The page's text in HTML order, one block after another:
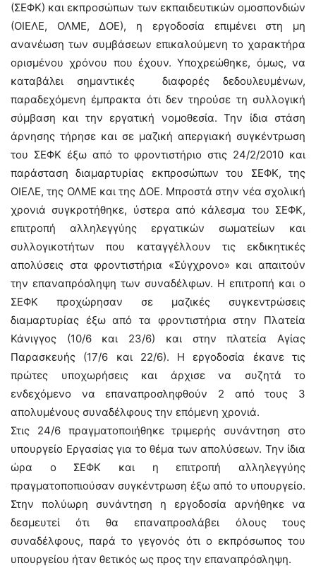
(ΣΕΦΚ) και εκπροσώπων των εκπαιδευτικών ομοσπονδιών
(ΟΙΕΛΕ, ΟΛΜΕ, ΔΟΕ), η εργοδοσία επιμένει στη μη
ανανέωση των συμβάσεων επικαλούμενη το χαρακτήρα
ορισμένου χρόνου που έχουν. Υποχρεώθηκε, όμως, να
καταβάλει σημαντικές διαφορές δεδουλευμένων,
παραδεχόμενη έμπρακτα ότι δεν τηρούσε τη συλλογική
σύμβαση και την εργατική νομοθεσία. Την ίδια στάση
άρνησης τήρησε και σε μαζική απεργιακή συγκέντρωση
του ΣΕΦΚ έξω από το φροντιστήριο στις 24/2/2010 και
παράσταση διαμαρτυρίας εκπροσώπων του ΣΕΦΚ, της
ΟΙΕΛΕ, της ΟΛΜΕ και της ΔΟΕ. Μπροστά στην νέα σχολική
χρονιά συγκροτήθηκε, ύστερα από κάλεσμα του ΣΕΦΚ,
επιτροπή αλληλεγγύης εργατικών σωματείων και
συλλογικοτήτων που καταγγέλλουν τις εκδικητικές
απολύσεις στα φροντιστήρια «Σύγχρονο» και απαιτούν
την επαναπρόσληψη των συναδέλφων. Η επιτροπή και ο
ΣΕΦΚ προχώρησαν σε μαζικές συγκεντρώσεις
διαμαρτυρίας έξω από τα φροντιστήρια στην Πλατεία
Κάνιγγος (10/6 και 23/6) και στην πλατεία Αγίας
Παρασκευής (17/6 και 22/6). Η εργοδοσία έκανε τις
πρώτες υποχωρήσεις και άρχισε να συζητά το
ενδεχόμενο να επαναπροσληφθούν 2 από τους 3
απολυμένους συναδέλφους την επόμενη χρονιά.
Στις 24/6 πραγματοποιήθηκε τριμερής συνάντηση στο
υπουργείο Εργασίας για το θέμα των απολύσεων. Την ίδια
ώρα ο ΣΕΦΚ και η επιτροπή αλληλεγγύης
πραγματοποπιούσαν συγκέντρωση έξω από το υπουργείο.
Στην πολύωρη συνάντηση η εργοδοσία αρνήθηκε να
δεσμευτεί ότι θα επαναπροσλάβει όλους τους
συναδέλφους, παρά το γεγονός ότι ο εκπρόσωπος του
υπουργείου ήταν θετικός ως προς την επαναπρόσληψη.